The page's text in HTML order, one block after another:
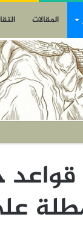
المقالات